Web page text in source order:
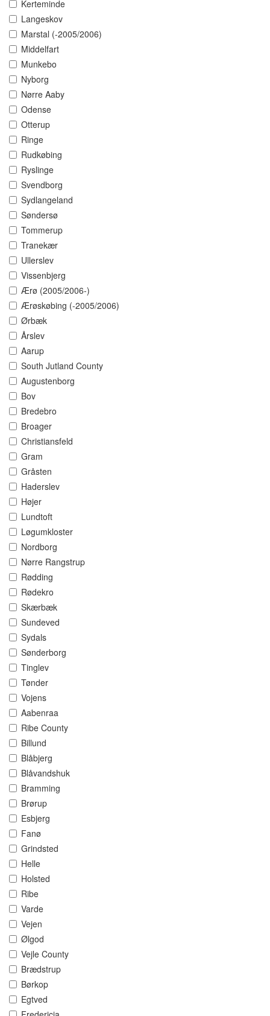
Kerteminde
Langeskov
Marstal (-2005/2006)
Middelfart
Munkebo
Nyborg
Nørre Aaby
Odense
Otterup
Ringe
Rudkøbing
Ryslinge
Svendborg
Sydlangeland
Søndersø
Tommerup
Tranekær
Ullerslev
Vissenbjerg
Ærø (2005/2006-)
Ærøskøbing (-2005/2006)
Ørbæk
Årslev
Aarup
South Jutland County
Augustenborg
Bov
Bredebro
Broager
Christiansfeld
Gram
Gråsten
Haderslev
Højer
Lundtoft
Løgumkloster
Nordborg
Nørre Rangstrup
Rødding
Rødekro
Skærbæk
Sundeved
Sydals
Sønderborg
Tinglev
Tønder
Vojens
Aabenraa
Ribe County
Billund
Blåbjerg
Blåvandshuk
Bramming
Brørup
Esbjerg
Fanø
Grindsted
Helle
Holsted
Ribe
Varde
Vejen
Ølgod
Vejle County
Brædstrup
Børkop
Egtved